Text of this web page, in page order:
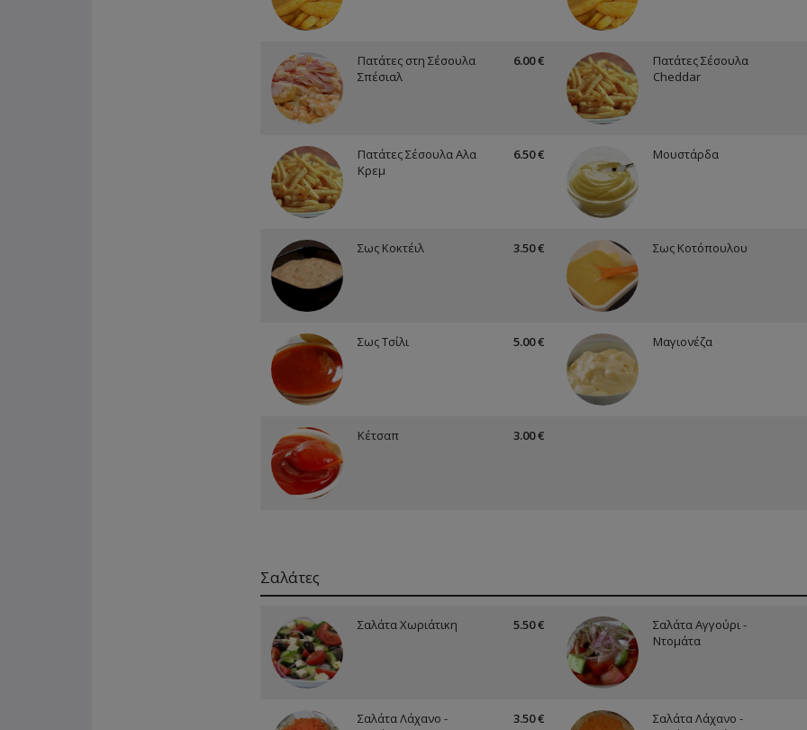
Πατάτες στη Σέσουλα
Σπέσιαλ
6.00 €
Πατάτες Σέσουλα
Cheddar
Πατάτες Σέσουλα Αλα
Κρεμ
6.50 € Μουστάρδα
Σως Κοκτέιλ 3.50 € Σως Κοτόπουλου
Σως Τσίλι 5.00 € Μαγιονέζα
Κέτσαπ 3.00 €
Σαλάτες
Σαλάτα Χωριάτικη 5.50 €
Σαλάτα Αγγούρι -
Ντομάτα
Σαλάτα Λάχανο -
3.50 €
Σαλάτα Λάχανο -